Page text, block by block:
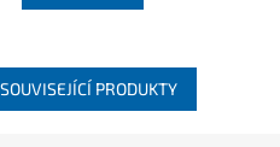
PRODUKTY